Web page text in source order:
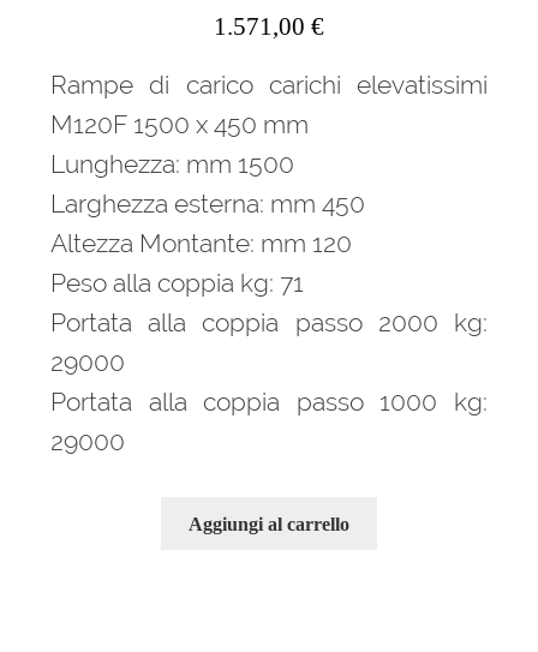
1.571,00 €
Rampe di carico carichi elevatissimi
M120F 1500 x 450 mm
Lunghezza: mm 1500
Larghezza esterna: mm 450
Altezza Montante: mm 120
Peso alla coppia kg: 71
Portata alla coppia passo 2000 kg:
29000
Portata alla coppia passo 1000 kg:
29000
Aggiungi al carrello